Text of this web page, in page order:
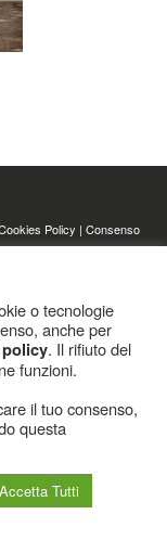
Policy | Consenso
o tecnologie
anche per
. Il rifiuto del
funzioni.
il tuo consenso,
questa
Accetta Tutti